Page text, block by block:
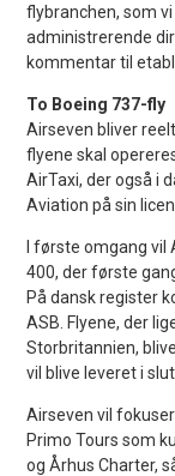
flybranchen, som
administrerende
kommentar til
To Boeing 737-fly
Airseven bliver
flyene skal
AirTaxi, der også i
Aviation på sin
I første omgang
400, der første
På dansk register
ASB. Flyene, der
Storbritannien,
vil blive leveret i
Airseven vil
Primo Tours som
og Århus Charter,